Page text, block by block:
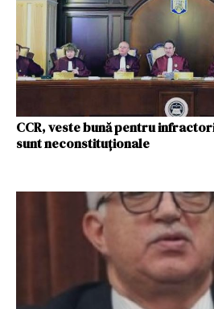
CCR, veste bună pentru
sunt neconstituționale